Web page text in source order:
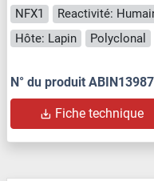
NFX1 Reactivité:
Hôte: Lapin
Polyclonal
N° du produit
Fiche technique